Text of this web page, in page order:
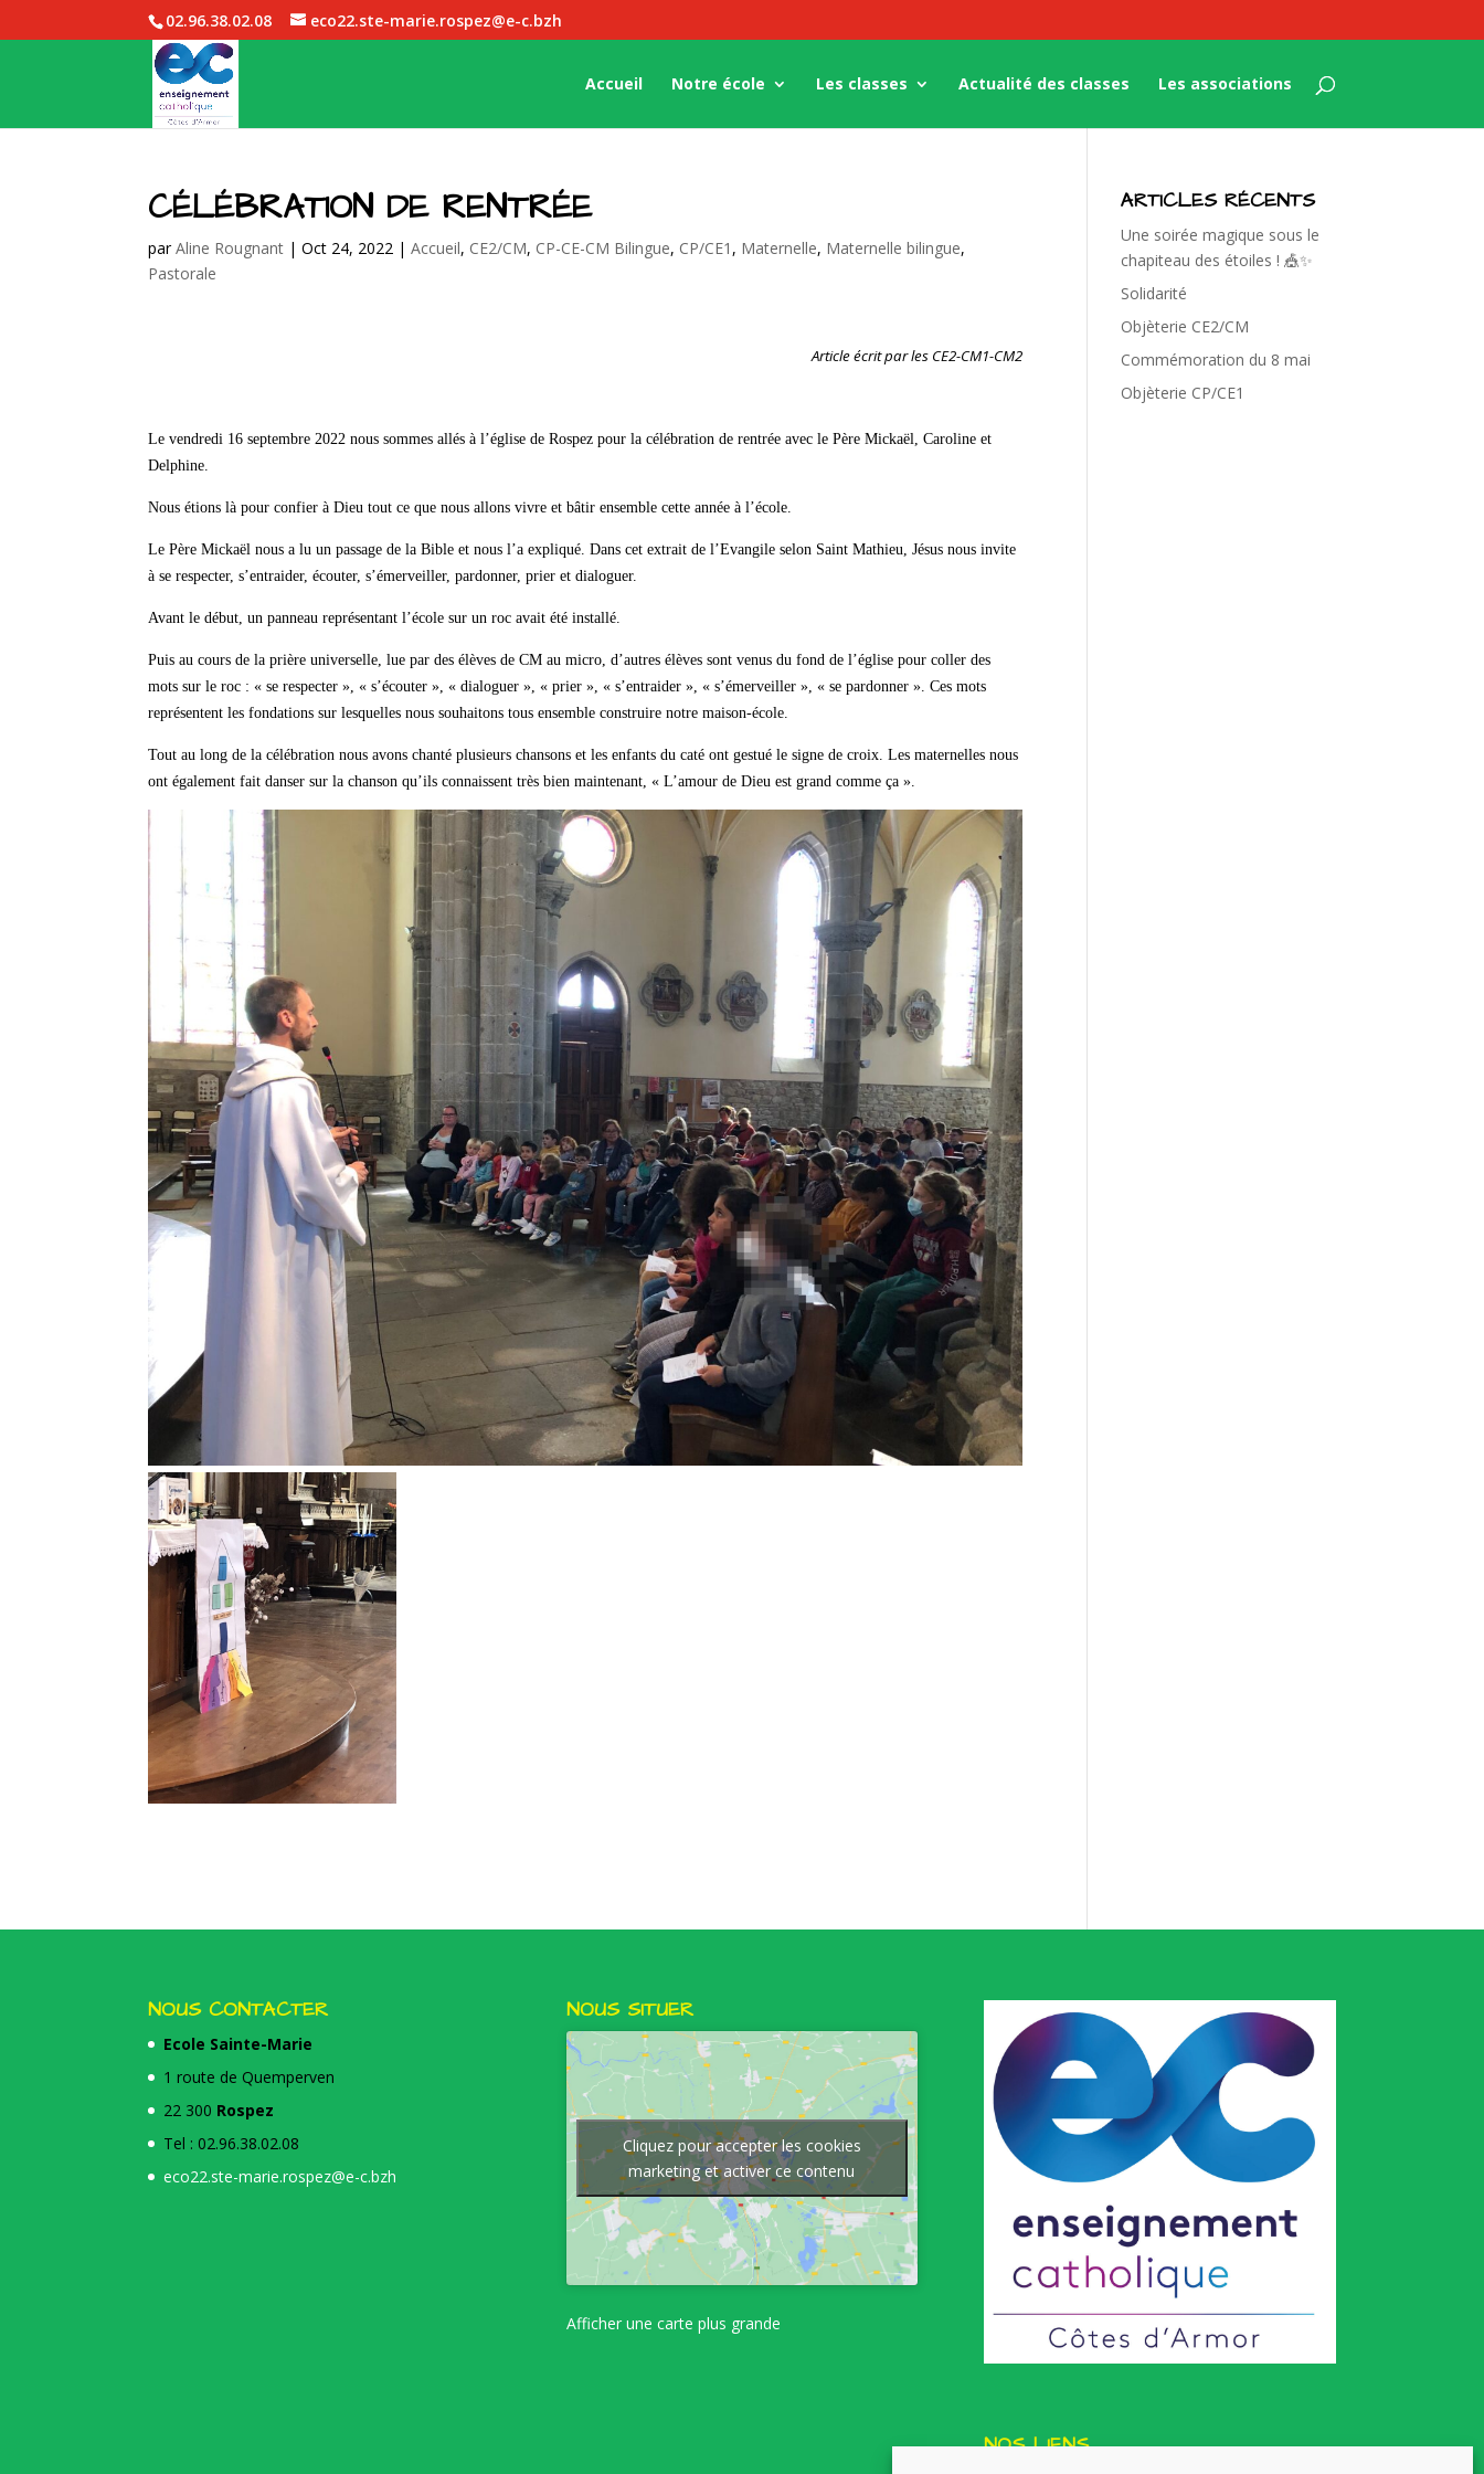
02.96.38.02.08 eco22.ste-marie.rospez@e-c.bzh
Accueil Notre école Les classes Actualité des classes Les associations
CÉLÉBRATION DE RENTRÉE
parAline Rougnant |Oct 24, 2022 |Accueil, CE2/CM, CP-CE-CM Bilingue, CP/CE1 , Maternelle, Maternelle bilingue,
Pastorale
Article écrit par les CE2-CM1-CM2
Le vendredi 16 septembre 2022 nous sommes allés à l’église de Rospez pour la célébration de rentrée avec le Père Mickaël, Caroline et
Delphine.
Nous étions là pour confier à Dieu tout ce que nous allons vivre et bâtir ensemble cette année à l’école.
Le Père Mickaël nous a lu un passage de la Bible et nous l’a expliqué. Dans cet extrait de l’Evangile selon Saint Mathieu, Jésus nous invite
à se respecter, s’entraider, écouter, s’émerveiller, pardonner, prier et dialoguer.
Avant le début, un panneau représentant l’école sur un roc avait été installé.
Puis au cours de la prière universelle, lue par des élèves de CM au micro, d’autres élèves sont venus du fond de l’église pour coller des
mots sur le roc : « se respecter », « s’écouter », « dialoguer », « prier », « s’entraider », « s’émerveiller », « se pardonner ». Ces mots
représentent les fondations sur lesquelles nous souhaitons tous ensemble construire notre maison-école.
Tout au long de la célébration nous avons chanté plusieurs chansons et les enfants du caté ont gestué le signe de croix. Les maternelles nous
ont également fait danser sur la chanson qu’ils connaissent très bien maintenant, « L’amour de Dieu est grand comme ça ».
ARTICLES RÉCENTS
Une soirée magique sous le
chapiteau des étoiles ! 🎪✨
Solidarité
Objèterie CE2/CM
Commémoration du 8 mai
Objèterie CP/CE1
NOUS CONTACTER
Ecole Sainte-Marie
1 route de Quemperven
22 300 Rospez
Tel : 02.96.38.02.08
eco22.ste-marie.rospez@e-c.bzh
NOUS SITUER
Cliquez pour accepter les cookies
marketing et activer ce contenu
Afficher une carte plus grande
NOS LIENS